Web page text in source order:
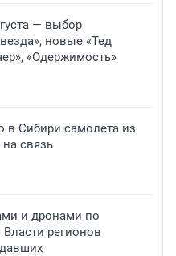
— выбор
новые «Тед
«Одержимость»
в Сибири самолета из
связь
и дронами по
регионов